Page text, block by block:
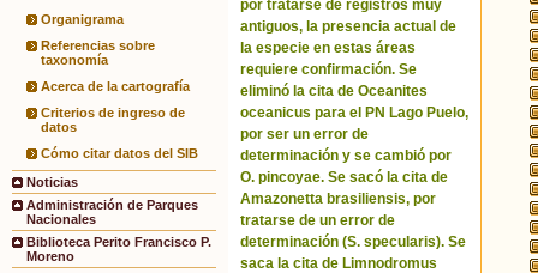
Organigrama
Referencias sobre
taxonomía
Acerca de la cartografía
Criterios de ingreso de
datos
Cómo citar datos del SIB
Noticias
Administración de Parques
Nacionales
Biblioteca Perito Francisco P.
Moreno
por tratarse de registros muy
antiguos, la presencia actual de
la especie en estas áreas
requiere confirmación. Se
eliminó la cita de Oceanites
oceanicus para el PN Lago Puelo,
por ser un error de
determinación y se cambió por
O. pincoyae. Se sacó la cita de
Amazonetta brasiliensis, por
tratarse de un error de
determinación (S. specularis). Se
saca la cita de Limnodromus